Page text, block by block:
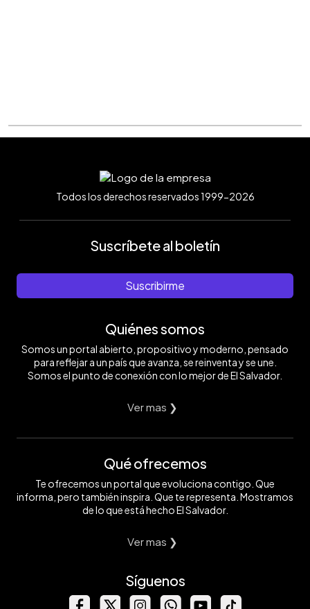
Todos los derechos reservados 1999-2026
Suscríbete al boletín
Suscribirme
Quiénes somos
Somos un portal abierto, propositivo y moderno, pensado
para reflejar a un país que avanza, se reinventa y se une.
Somos el punto de conexión con lo mejor de El Salvador.
Ver mas ❯
Qué ofrecemos
Te ofrecemos un portal que evoluciona contigo. Que
informa, pero también inspira. Que te representa. Mostramos
de lo que está hecho El Salvador.
Ver mas ❯
Síguenos